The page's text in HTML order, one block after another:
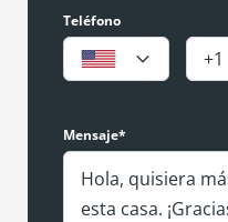
Teléfono
Mensaje*